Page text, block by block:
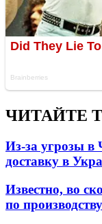
ЧИТАЙТЕ
Из-за угрозы в
доставку в
Известно, во
по